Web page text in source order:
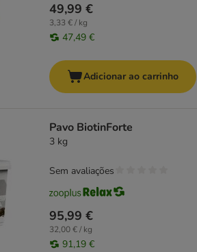
49,99 €
3,33 € / kg
47,49 €
Adicionar ao carrinho
Pavo BiotinForte
3 kg
95,99 €
32,00 € / kg
91,19 €
Sem avaliações